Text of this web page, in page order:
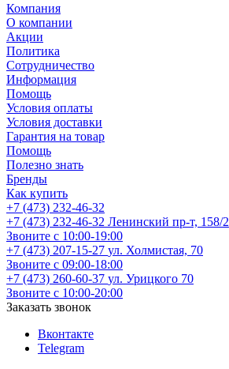
Компания
О компании
Акции
Политика
Сотрудничество
Информация
Помощь
Условия оплаты
Условия доставки
Гарантия на товар
Помощь
Полезно знать
Бренды
Как купить
+7 (473) 232-46-32
+7 (473) 232-46-32 Ленинский пр-т, 158/2
Звоните с 10:00-19:00
+7 (473) 207-15-27 ул. Холмистая, 70
Звоните с 09:00-18:00
+7 (473) 260-60-37 ул. Урицкого 70
Звоните с 10:00-20:00
Заказать звонок
Вконтакте
Telegram